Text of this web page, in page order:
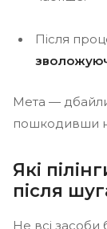
Після
Мета —
пошкодивши
Які
після
Не всі засоби